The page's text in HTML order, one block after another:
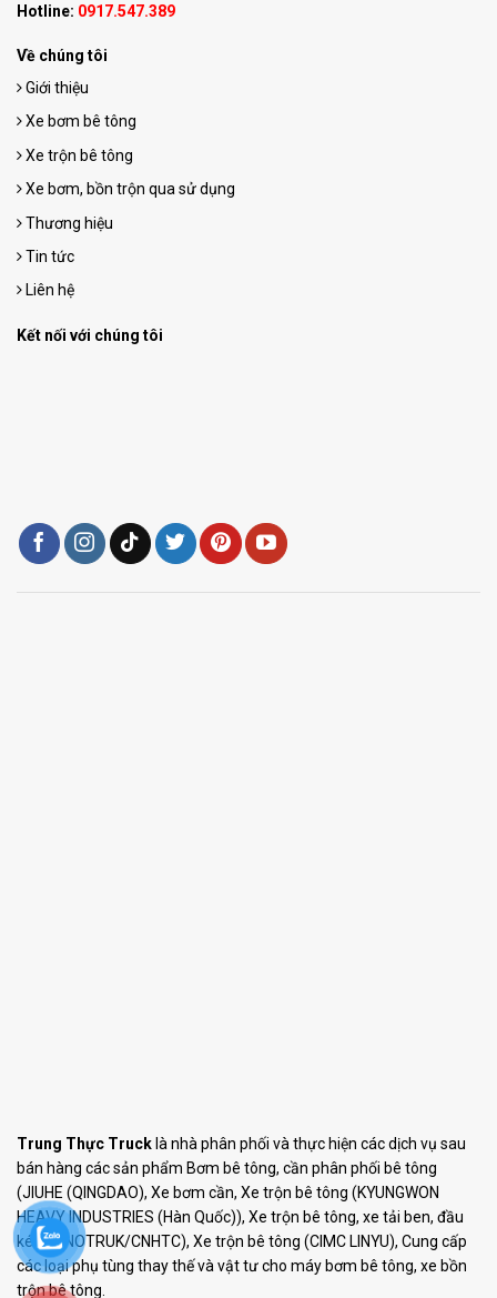
Hotline: 0917.547.389
Về chúng tôi
Giới thiệu
Xe bơm bê tông
Xe trộn bê tông
Xe bơm, bồn trộn qua sử dụng
Thương hiệu
Tin tức
Liên hệ
Kết nối với chúng tôi
Trung Thực Truck là nhà phân phối và thực hiện các dịch vụ sau
bán hàng các sản phẩm Bơm bê tông, cần phân phối bê tông
(JIUHE (QINGDAO), Xe bơm cần, Xe trộn bê tông (KYUNGWON
HEAVY INDUSTRIES (Hàn Quốc)), Xe trộn bê tông, xe tải ben, đầu
kéo (SINOTRUK/CNHTC), Xe trộn bê tông (CIMC LINYU), Cung cấp
các loại phụ tùng thay thế và vật tư cho máy bơm bê tông, xe bồn
trộn bê tông.